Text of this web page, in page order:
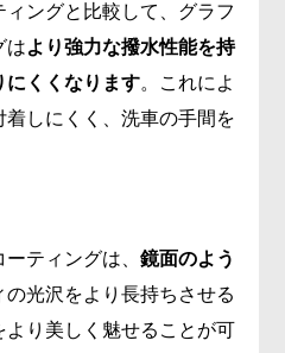
ングと比較して、グラフ
はより強力な撥水性能を持
にくくなります。これによ
着しにくく、洗車の手間を
ーティングは、鏡面のよう
の光沢をより長持ちさせる
り美しく魅せることが可